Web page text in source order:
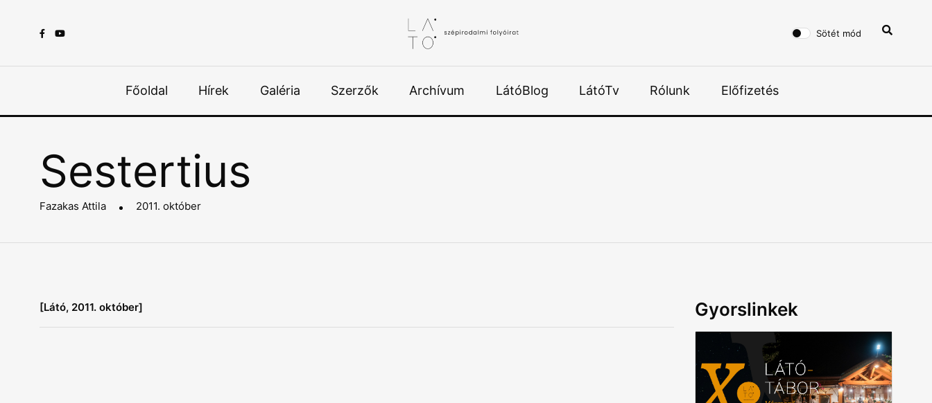
Sötét mód
Főoldal Hírek Galéria Szerzők Archívum LátóBlog LátóTv Rólunk Előfizetés
Sestertius
Fazakas Attila 2011. október
[Látó, 2011. október] Gyorslinkek